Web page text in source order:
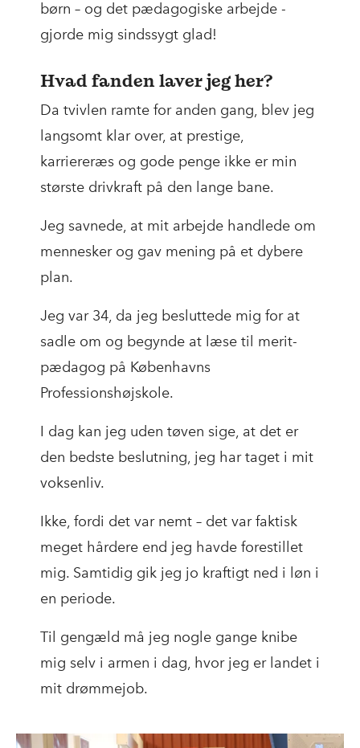
børn – og det pædagogiske arbejde -
gjorde mig sindssygt glad!
Hvad fanden laver jeg her?
Da tvivlen ramte for anden gang, blev jeg
langsomt klar over, at prestige,
karriereræs og gode penge ikke er min
største drivkraft på den lange bane.
Jeg savnede, at mit arbejde handlede om
mennesker og gav mening på et dybere
plan.
Jeg var 34, da jeg besluttede mig for at
sadle om og begynde at læse til merit-
pædagog på Københavns
Professionshøjskole.
I dag kan jeg uden tøven sige, at det er
den bedste beslutning, jeg har taget i mit
voksenliv.
Ikke, fordi det var nemt – det var faktisk
meget hårdere end jeg havde forestillet
mig. Samtidig gik jeg jo kraftigt ned i løn i
en periode.
Til gengæld må jeg nogle gange knibe
mig selv i armen i dag, hvor jeg er landet i
mit drømmejob.